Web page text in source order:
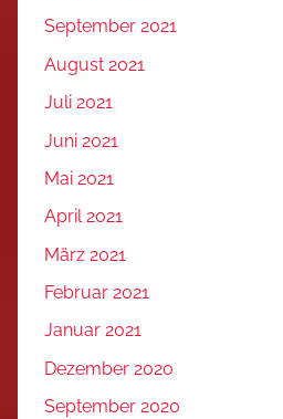
September 2021
August 2021
Juli 2021
Juni 2021
Mai 2021
April 2021
März 2021
Februar 2021
Januar 2021
Dezember 2020
September 2020